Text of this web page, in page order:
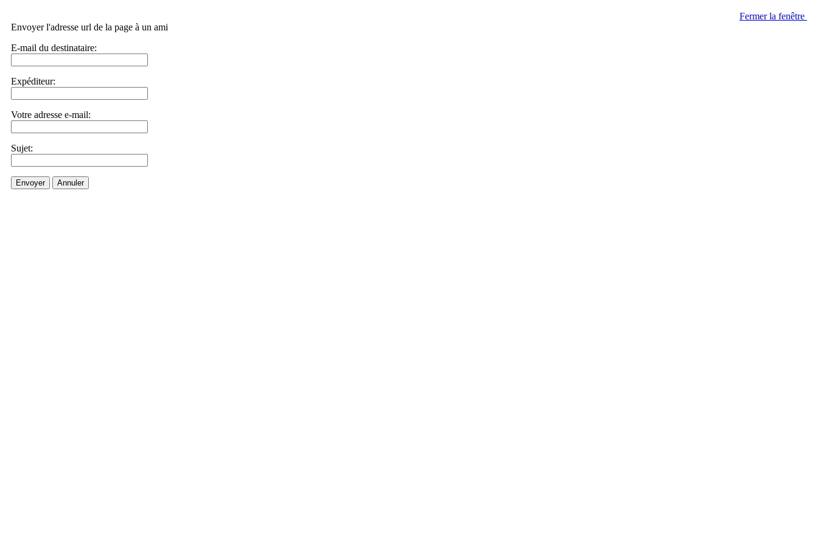
Fermer la fenêtre
Envoyer l'adresse url de la page à un ami
E-mail du destinataire:
Expéditeur:
Votre adresse e-mail:
Sujet:
Envoyer Annuler